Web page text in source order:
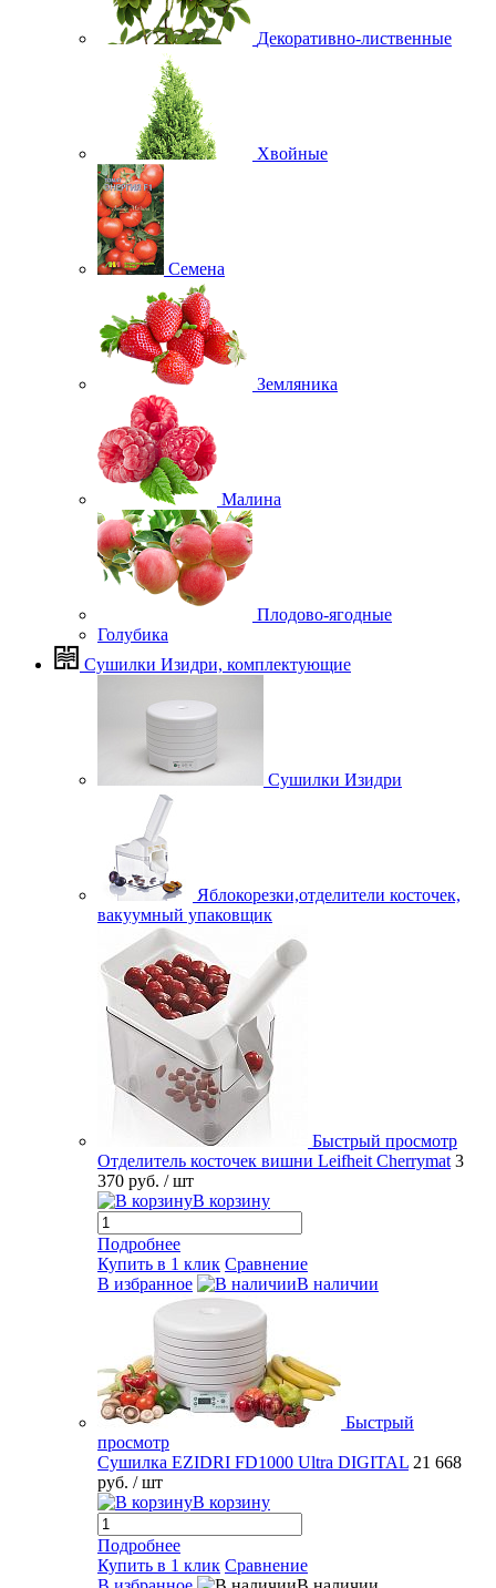
Декоративно-лиственные
Хвойные
Семена
Земляника
Малина
Плодово-ягодные
Голубика
Сушилки Изидри, комплектующие
Сушилки Изидри
Яблокорезки,отделители косточек,
вакуумный упаковщик
Быстрый просмотр
Отделитель косточек вишни Leifheit Cherrymat 3
370 руб. / шт
В корзину
Подробнее
Купить в 1 клик Сравнение
В избранное
В наличии
Быстрый
просмотр
Сушилка EZIDRI FD1000 Ultra DIGITAL 21 668
руб. / шт
В корзину
Подробнее
Купить в 1 клик Сравнение